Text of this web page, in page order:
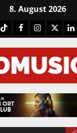
8. August 2026
TiktokFacebook
Instagram
X